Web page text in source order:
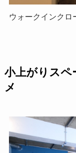
ウォークインクロ
小上がりスペ
メ